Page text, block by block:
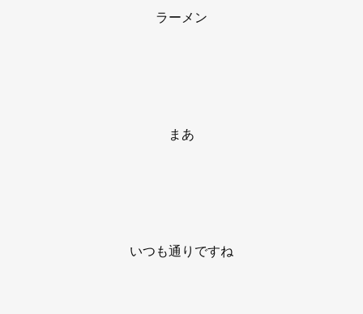
ラーメン
まあ
いつも通りですね